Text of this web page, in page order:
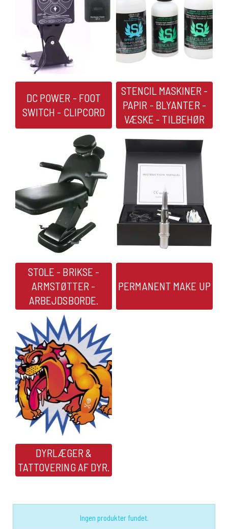
DC POWER - FOOT
SWITCH - CLIPCORD
STENCIL MASKINER -
PAPIR - BLYANTER -
VÆSKE - TILBEHØR
STOLE - BRIKSE -
ARMSTØTTER -
ARBEJDSBORDE.
PERMANENT MAKE UP
DYRLÆGER &
TATTOVERING AF DYR.
Ingen produkter fundet.